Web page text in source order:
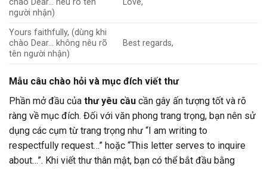
chào Dear… nêu rõ tên
người nhận)
Love,
Yours faithfully, (dùng khi
chào Dear… không nêu rõ
tên người nhận)
Best regards,
Mẫu câu chào hỏi và mục đích viết thư
Phần mở đầu của thư yêu cầu cần gây ấn tượng tốt và rõ
ràng về mục đích. Đối với văn phong trang trọng, bạn nên sử
dụng các cụm từ trang trọng như “I am writing to
respectfully request…” hoặc “This letter serves to inquire
about…”. Khi viết thư thân mật, bạn có thể bắt đầu bằng